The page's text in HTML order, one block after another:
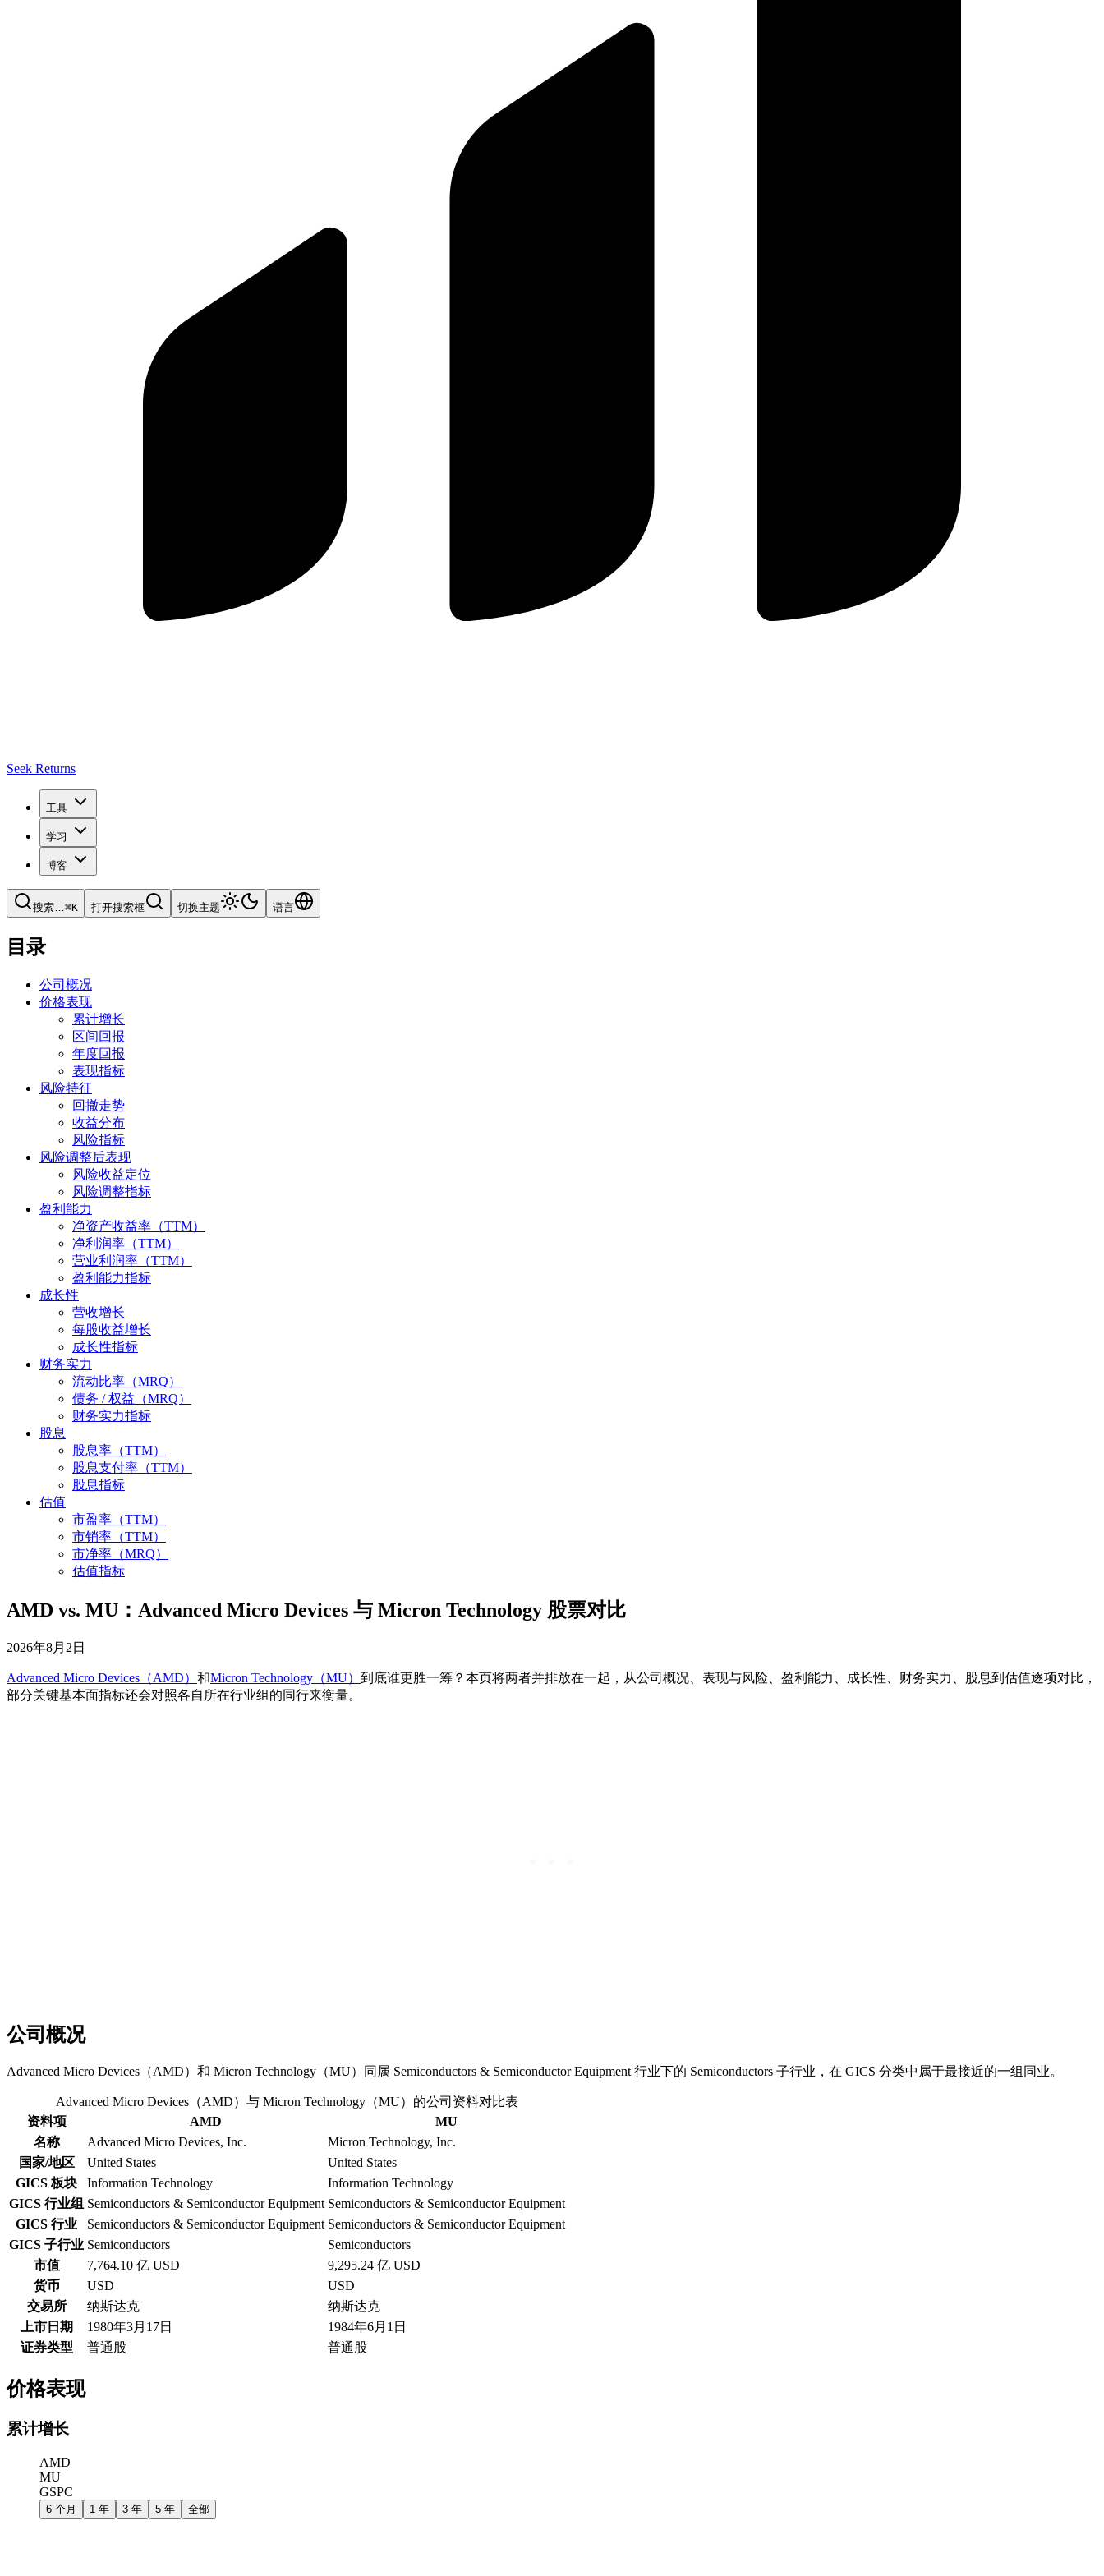
Seek Returns
工具
学习
博客
搜索…⌘K 打开搜索框 切换主题 语言
目录
公司概况
价格表现
累计增长
区间回报
年度回报
表现指标
风险特征
回撤走势
收益分布
风险指标
风险调整后表现
风险收益定位
风险调整指标
盈利能力
净资产收益率（TTM）
净利润率（TTM）
营业利润率（TTM）
盈利能力指标
成长性
营收增长
每股收益增长
成长性指标
财务实力
流动比率（MRQ）
债务 / 权益（MRQ）
财务实力指标
股息
股息率（TTM）
股息支付率（TTM）
股息指标
估值
市盈率（TTM）
市销率（TTM）
市净率（MRQ）
估值指标
AMD vs. MU：Advanced Micro Devices 与 Micron Technology 股票对比
2026年8月2日
Advanced Micro Devices（AMD） 和Micron Technology（MU） 到底谁更胜一筹？本页将两者并排放在一起，从公司概况、表现与风险、盈利能力、成长性、财务实力、股息到估值逐项对比，
部分关键基本面指标还会对照各自所在行业组的同行来衡量。
公司概况
Advanced Micro Devices（AMD）和 Micron Technology（MU）同属 Semiconductors & Semiconductor Equipment 行业下的 Semiconductors 子行业，在 GICS 分类中属于最接近的一组同业。
Advanced Micro Devices（AMD）与 Micron Technology（MU）的公司资料对比表
资料项
AMD
MU
名称
Advanced Micro Devices, Inc.
Micron Technology, Inc.
国家/地区
United States
United States
GICS 板块
Information Technology
Information Technology
GICS 行业组 Semiconductors & Semiconductor Equipment Semiconductors & Semiconductor Equipment
GICS 行业
Semiconductors & Semiconductor Equipment Semiconductors & Semiconductor Equipment
GICS 子行业 Semiconductors
Semiconductors
市值
7,764.10 亿 USD
9,295.24 亿 USD
货币
USD
USD
交易所
纳斯达克
纳斯达克
上市日期
1980年3月17日
1984年6月1日
证券类型
普通股 普通股
价格表现
累计增长
AMD
MU
GSPC
6 个月 1 年 3 年 5 年 全部